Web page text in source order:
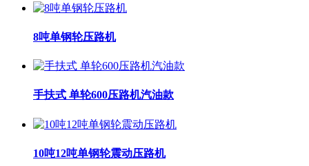
8吨单钢轮压路机
手扶式 单轮600压路机汽油款
10吨12吨单钢轮震动压路机